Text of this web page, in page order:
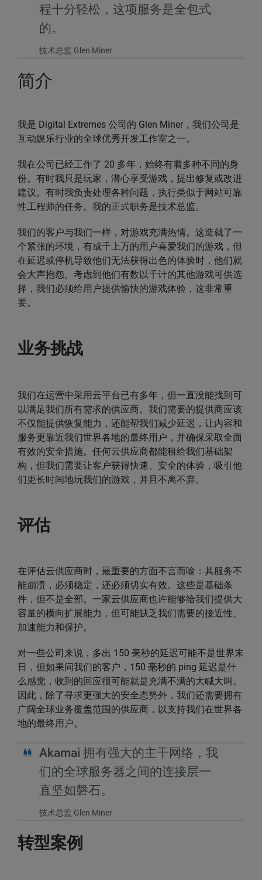
程十分轻松，这项服务是全包式
的。
技术总监 Glen Miner
简介
我是 Digital Extremes 公司的 Glen Miner，我们公司是
互动娱乐行业的全球优秀开发工作室之一。
我在公司已经工作了 20 多年，始终有着多种不同的身
份。有时我只是玩家，潜心享受游戏，提出修复或改进
建议。有时我负责处理各种问题，执行类似于网站可靠
性工程师的任务。我的正式职务是技术总监。
我们的客户与我们一样，对游戏充满热情。这造就了一
个紧张的环境，有成千上万的用户喜爱我们的游戏，但
在延迟或停机导致他们无法获得出色的体验时，他们就
会大声抱怨。考虑到他们有数以千计的其他游戏可供选
择，我们必须给用户提供愉快的游戏体验，这非常重
要。
业务挑战
我们在运营中采用云平台已有多年，但一直没能找到可
以满足我们所有需求的供应商。我们需要的提供商应该
不仅能提供恢复能力，还能帮我们减少延迟，让内容和
服务更靠近我们世界各地的最终用户，并确保采取全面
有效的安全措施。任何云供应商都能租给我们基础架
构，但我们需要让客户获得快速、安全的体验，吸引他
们更长时间地玩我们的游戏，并且不离不弃。
评估
在评估云供应商时，最重要的方面不言而喻：其服务不
能崩溃，必须稳定，还必须切实有效。这些是基础条
件，但不是全部。一家云供应商也许能够给我们提供大
容量的横向扩展能力，但可能缺乏我们需要的接近性、
加速能力和保护。
对一些公司来说，多出 150 毫秒的延迟可能不是世界末
日，但如果问我们的客户，150 毫秒的 ping 延迟是什
么感觉，收到的回应很可能就是充满不满的大喊大叫。
因此，除了寻求更强大的安全态势外，我们还需要拥有
广阔全球业务覆盖范围的供应商，以支持我们在世界各
地的最终用户。
Akamai 拥有强大的主干网络，我
们的全球服务器之间的连接层一
直坚如磐石。
技术总监 Glen Miner
转型案例